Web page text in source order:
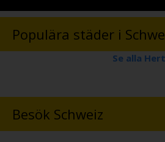
Populära städer i
Se alla
Besök Schweiz